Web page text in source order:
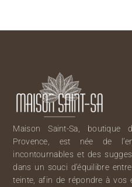
Maison Saint-Sa, boutique
Provence, est née de
incontournables et des
dans un souci d’équilibre
teinte, afin de répondre à vos